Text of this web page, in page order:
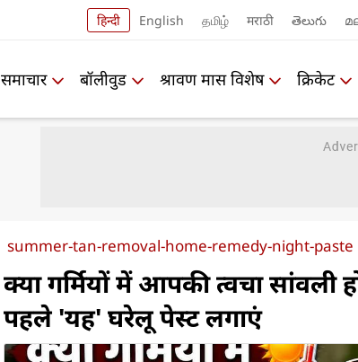
हिन्दी English தமிழ் मराठी తెలుగు
समाचार बॉलीवुड श्रावण मास विशेष क्रिकेट
summer-tan-removal-home-remedy-night-paste
क्या गर्मियों में आपकी त्वचा सांवली
पहले 'यह' घरेलू पेस्ट लगाएं